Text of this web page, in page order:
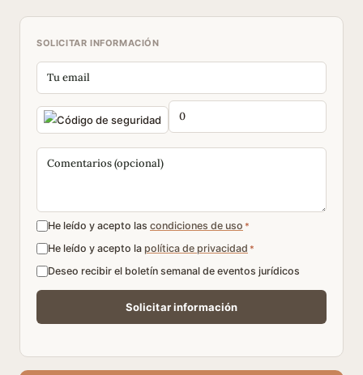
SOLICITAR INFORMACIÓN
He leído y acepto las condiciones de uso *
He leído y acepto la política de privacidad *
Deseo recibir el boletín semanal de eventos jurídicos